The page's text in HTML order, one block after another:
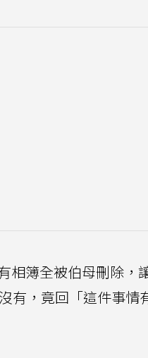
相簿全被伯母刪除，
有，竟回「這件事情